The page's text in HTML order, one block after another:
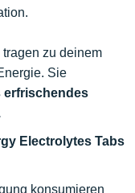
tragen zu deinem
Sie
erfrischendes
Electrolytes Tabs
konsumieren